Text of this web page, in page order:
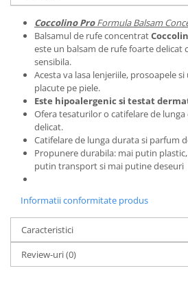
Coccolino ProFormula Balsam
Balsamul de rufe concentrat
este un balsam de rufe foarte delicat
sensibila.
Acesta va lasa lenjeriile, prosoapele
placute pe piele.
Este hipoalergenic si testat
Ofera tesaturilor o catifelare de
delicat.
Catifelare de lunga durata si parfum
Propunere durabila: mai putin
putin transport si mai putine deseuri
Informatii conformitate produs
Caracteristici
Review-uri(0)